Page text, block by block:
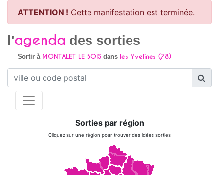
ATTENTION ! Cette manifestation est terminée.
l'agenda des sorties
Sortir à MONTALET LE BOISdans les Yvelines (78)
Sorties par région
Cliquez sur une région pour trouver des idées sorties